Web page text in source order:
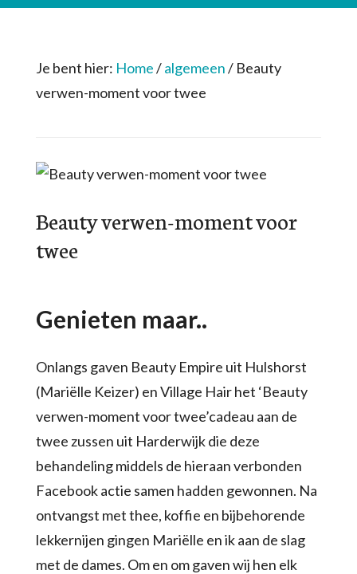
Je bent hier: Home/algemeen/Beauty
verwen-moment voor twee
Beauty verwen-moment voor
twee
Genieten maar..
Onlangs gaven Beauty Empire uit Hulshorst
(Mariëlle Keizer) en Village Hair het ‘Beauty
verwen-moment voor twee’cadeau aan de
twee zussen uit Harderwijk die deze
behandeling middels de hieraan verbonden
Facebook actie samen hadden gewonnen. Na
ontvangst met thee, koffie en bijbehorende
lekkernijen gingen Mariëlle en ik aan de slag
met de dames. Om en om gaven wij hen elk